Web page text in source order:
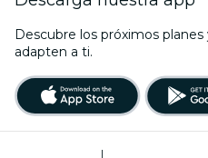
Descubre los próximos
adapten a ti.
|